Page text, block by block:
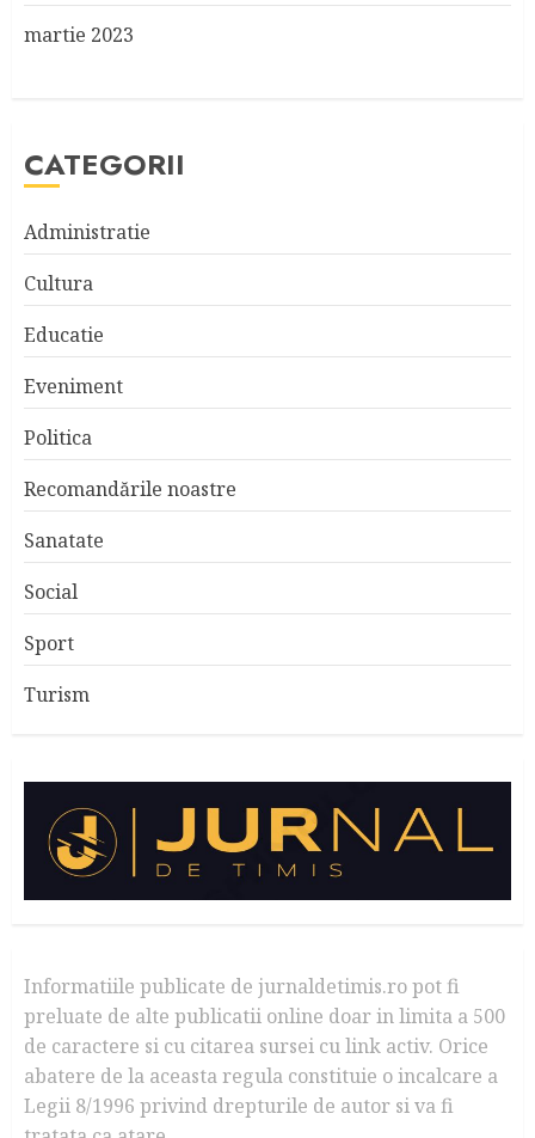
martie 2023
CATEGORII
Administratie
Cultura
Educatie
Eveniment
Politica
Recomandările noastre
Sanatate
Social
Sport
Turism
Informatiile publicate de jurnaldetimis.ro pot fi
preluate de alte publicatii online doar in limita a 500
de caractere si cu citarea sursei cu link activ. Orice
abatere de la aceasta regula constituie o incalcare a
Legii 8/1996 privind drepturile de autor si va fi